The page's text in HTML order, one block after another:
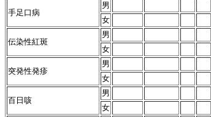
手足口病
男
女
伝染性紅斑
男
女
突発性発疹
男
女
百日咳
男
女